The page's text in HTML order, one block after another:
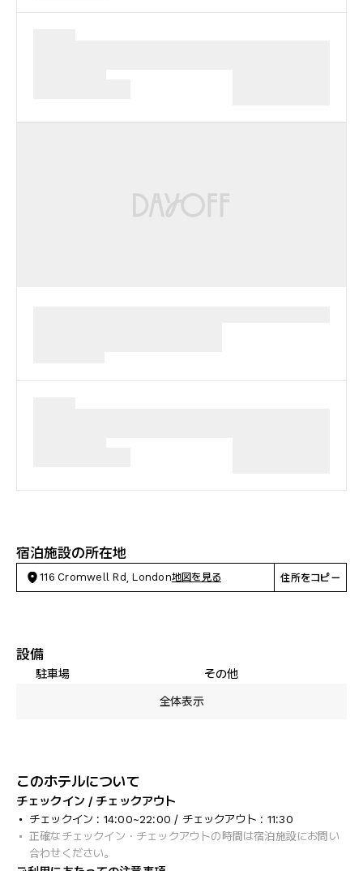
宿泊施設の所在地
116 Cromwell Rd, London地図を見る 住所をコピー
設備
駐車場
その他
全体表示
このホテルについて
チェックイン / チェックアウト
チェックイン : 14:00~22:00 / チェックアウト : 11:30
正確なチェックイン・チェックアウトの時間は宿泊施設にお問い
合わせください。